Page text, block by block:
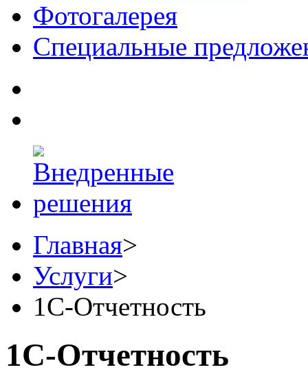
Фотогалерея
Специальные
Главная>
Услуги>
1C-Отчетность
1C-Отчетность